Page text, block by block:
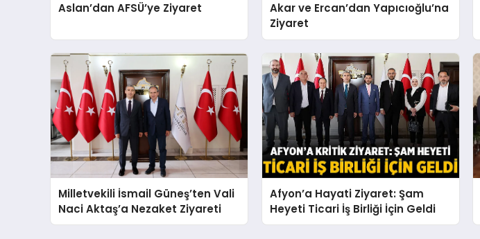
Aslan’dan AFSÜ’ye Ziyaret
Akar ve Ercan’dan Yapıcıoğlu’na
Ziyaret
Milletvekili İsmail Güneş’ten Vali
Naci Aktaş’a Nezaket Ziyareti
Afyon’a Hayati Ziyaret: Şam
Heyeti Ticari İş Birliği İçin Geldi